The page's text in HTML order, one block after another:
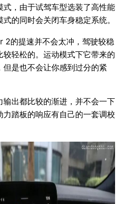
式，由于试驾车型选装了高性能
的同时会关闭车身稳定系统。
2的提速并不会太冲，驾驶较稳
轻松的。运动模式下它带来的
是也不会让你感到过分的紧
输出都比较的渐进，并不会一下
踏板的响应有自己的一套调校